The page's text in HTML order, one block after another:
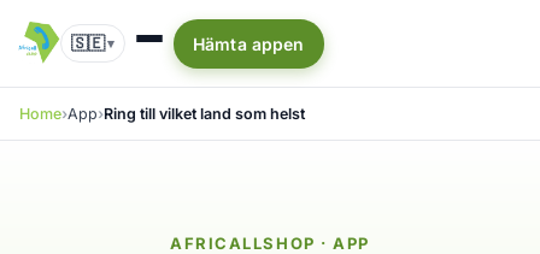
🇸🇪▾ Hämta appen
Home App Ring till vilket land som helst
AFRICALLSHOP · APP